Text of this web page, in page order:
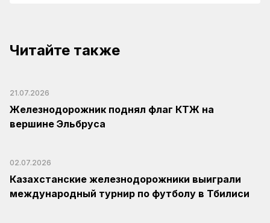
Читайте также
21.07.2026
Железнодорожник поднял флаг КТЖ на
вершине Эльбруса
02.07.2026
Казахстанские железнодорожники выиграли
международный турнир по футболу в Тбилиси